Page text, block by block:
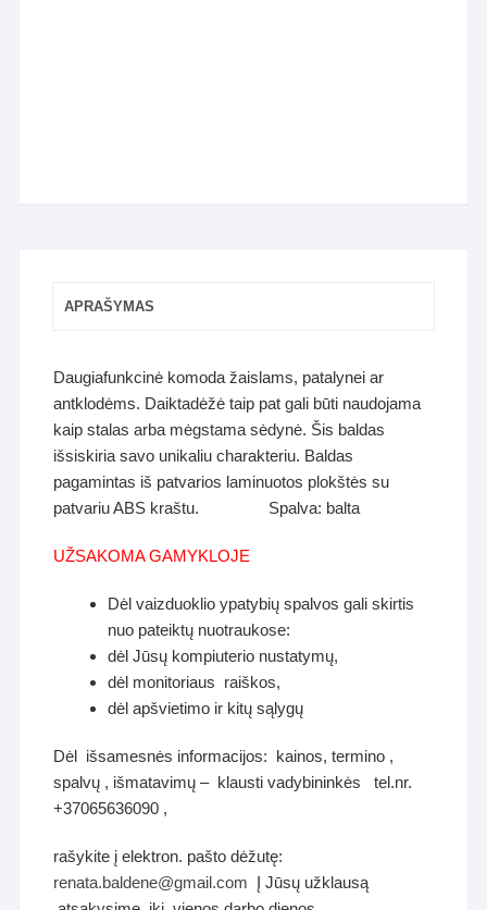
APRAŠYMAS
Daugiafunkcinė komoda žaislams, patalynei ar
antklodėms. Daiktadėžė taip pat gali būti naudojama
kaip stalas arba mėgstama sėdynė. Šis baldas
išsiskiria savo unikaliu charakteriu. Baldas
pagamintas iš patvarios laminuotos plokštės su
patvariu ABS kraštu. Spalva: balta
UŽSAKOMA GAMYKLOJE
Dėl vaizduoklio ypatybių spalvos gali skirtis
nuo pateiktų nuotraukose:
dėl Jūsų kompiuterio nustatymų,
dėl monitoriaus raiškos,
dėl apšvietimo ir kitų sąlygų
Dėl išsamesnės informacijos: kainos, termino ,
spalvų , išmatavimų – klausti vadybininkės tel.nr.
+37065636090 ,
rašykite į elektron. pašto dėžutę:
renata.baldene@gmail.com Į Jūsų užklausą